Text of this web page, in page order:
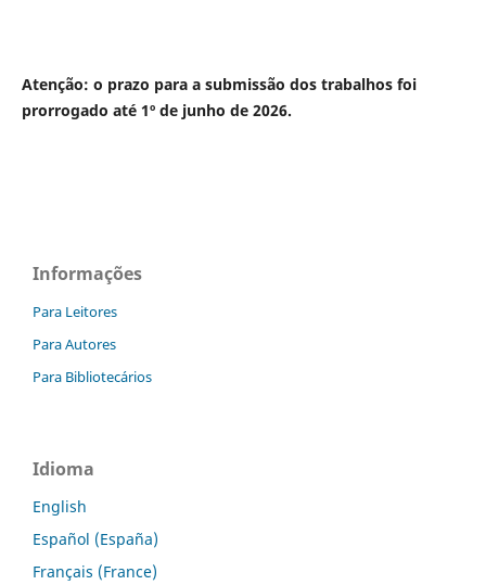
Atenção: o prazo para a submissão dos trabalhos foi
prorrogado até 1º de junho de 2026.
Informações
Para Leitores
Para Autores
Para Bibliotecários
Idioma
English
Español (España)
Français (France)